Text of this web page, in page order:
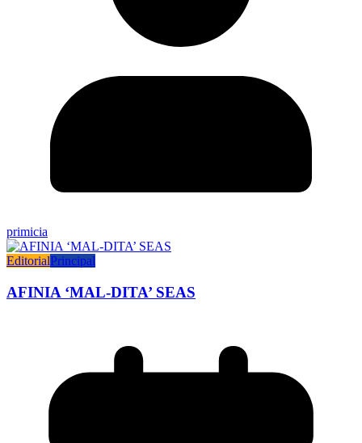
primicia
EditorialPrincipal
AFINIA ‘MAL-DITA’ SEAS